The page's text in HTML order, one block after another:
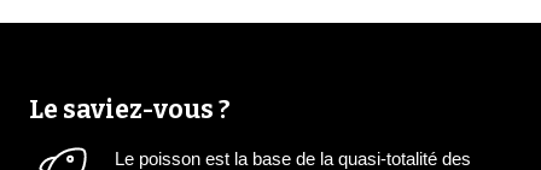
Le saviez-vous ?
Le poisson est la base de la quasi-totalité des